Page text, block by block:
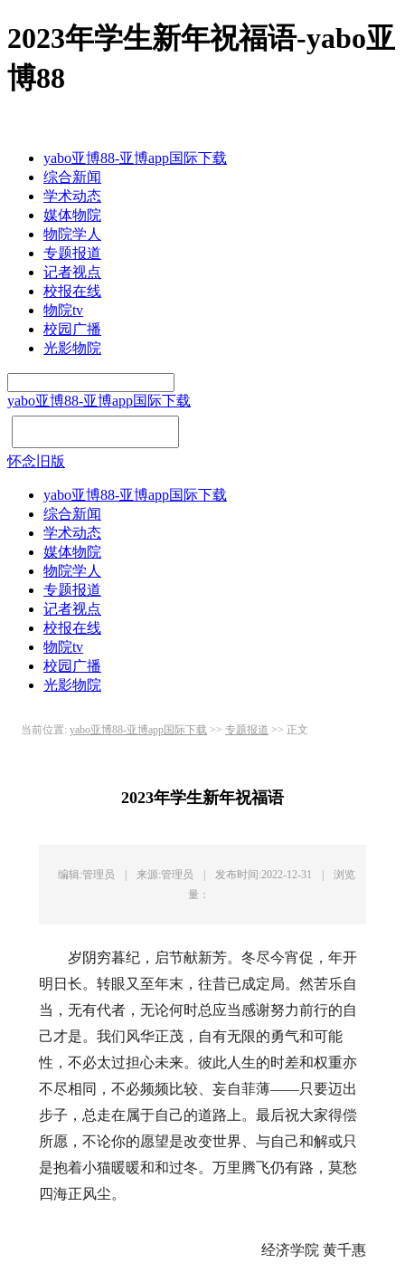
2023年学生新年祝福语-yabo亚
博88
yabo亚博88-亚博app国际下载
综合新闻
学术动态
媒体物院
物院学人
专题报道
记者视点
校报在线
物院tv
校园广播
光影物院
yabo亚博88-亚博app国际下载
怀念旧版
yabo亚博88-亚博app国际下载
综合新闻
学术动态
媒体物院
物院学人
专题报道
记者视点
校报在线
物院tv
校园广播
光影物院
当前位置: yabo亚博88-亚博app国际下载 >> 专题报道 >> 正文
2023年学生新年祝福语
编辑:管理员 | 来源:管理员 | 发布时间:2022-12-31 |
浏览
量：
岁阴穷暮纪，启节献新芳。冬尽今宵促，年开
明日长。转眼又至年末，往昔已成定局。然苦乐自
当，无有代者，无论何时总应当感谢努力前行的自
己才是。我们风华正茂，自有无限的勇气和可能
性，不必太过担心未来。彼此人生的时差和权重亦
不尽相同，不必频频比较、妄自菲薄——只要迈出
步子，总走在属于自己的道路上。最后祝大家得偿
所愿，不论你的愿望是改变世界、与自己和解或只
是抱着小猫暖暖和和过冬。万里腾飞仍有路，莫愁
四海正风尘。
经济学院 黄千惠